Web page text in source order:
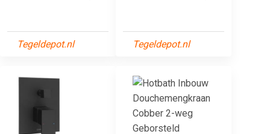
Tegeldepot.nl Tegeldepot.nl